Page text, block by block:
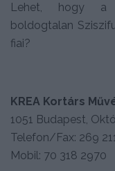
Lehet, hogy a
boldogtalan
fiai?
KREA Kortárs
1051 Budapest,
Telefon/Fax: 269
Mobil: 70 318 2970